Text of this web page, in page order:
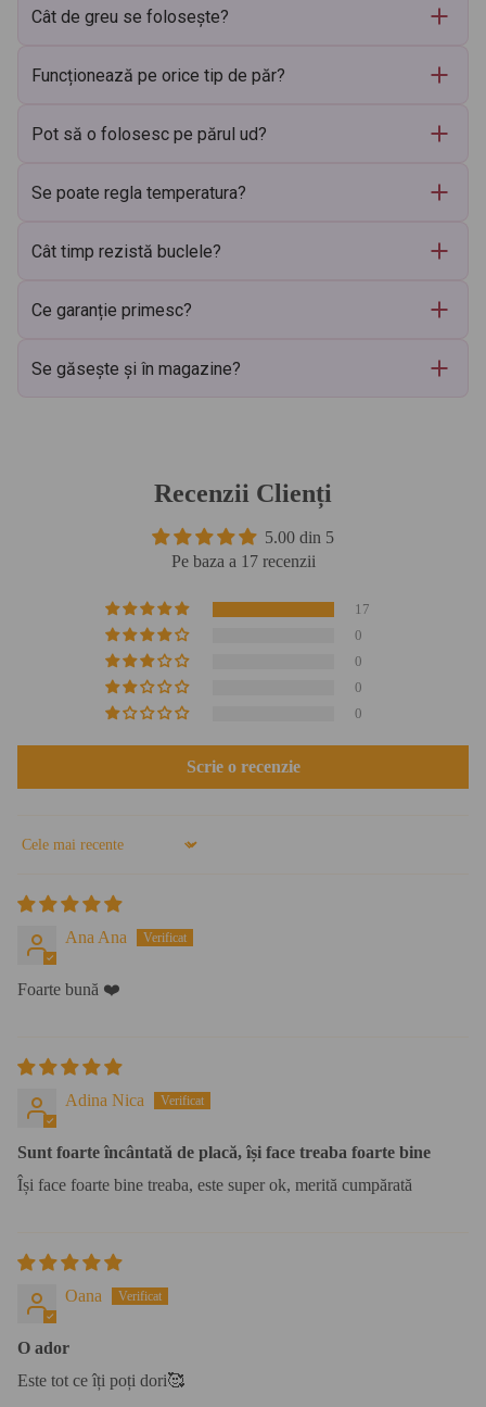
Cât de greu se folosește?
Funcționează pe orice tip de păr?
Pot să o folosesc pe părul ud?
Se poate regla temperatura?
Cât timp rezistă buclele?
Ce garanție primesc?
Se găsește și în magazine?
Recenzii Clienți
5.00 din 5
Pe baza a 17 recenzii
17
0
0
0
0
Scrie o recenzie
Sort by
Ana Ana
Foarte bună ❤️
Adina Nica
Sunt foarte încântată de placă, își face treaba foarte bine
Își face foarte bine treaba, este super ok, merită cumpărată
Oana
O ador
Este tot ce îți poți dori🥰